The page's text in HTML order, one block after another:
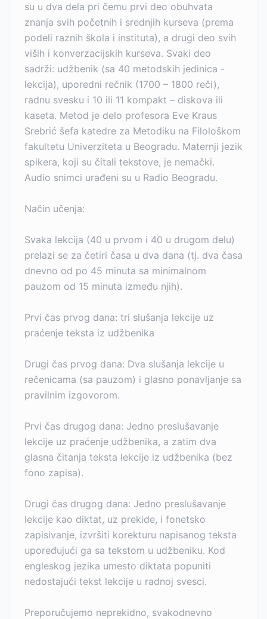
su u dva dela pri čemu prvi deo obuhvata
znanja svih početnih i srednjih kurseva (prema
podeli raznih škola i instituta), a drugi deo svih
viših i konverzacijskih kurseva. Svaki deo
sadrži: udžbenik (sa 40 metodskih jedinica -
lekcija), uporedni rečnik (1700 – 1800 reči),
radnu svesku i 10 ili 11 kompakt – diskova ili
kaseta. Metod je delo profesora Eve Kraus
Srebrić šefa katedre za Metodiku na Filološkom
fakultetu Univerziteta u Beogradu. Maternji jezik
spikera, koji su čitali tekstove, je nemački.
Audio snimci urađeni su u Radio Beogradu.
Način učenja:
Svaka lekcija (40 u prvom i 40 u drugom delu)
prelazi se za četiri časa u dva dana (tj. dva časa
dnevno od po 45 minuta sa minimalnom
pauzom od 15 minuta između njih).
Prvi čas prvog dana: tri slušanja lekcije uz
praćenje teksta iz udžbenika
Drugi čas prvog dana: Dva slušanja lekcije u
rečenicama (sa pauzom) i glasno ponavljanje sa
pravilnim izgovorom.
Prvi čas drugog dana: Jedno preslušavanje
lekcije uz praćenje udžbenika, a zatim dva
glasna čitanja teksta lekcije iz udžbenika (bez
fono zapisa).
Drugi čas drugog dana: Jedno preslušavanje
lekcije kao diktat, uz prekide, i fonetsko
zapisivanje, izvršiti korekturu napisanog teksta
upoređujući ga sa tekstom u udžbeniku. Kod
engleskog jezika umesto diktata popuniti
nedostajući tekst lekcije u radnoj svesci.
Preporučujemo neprekidno, svakodnevno